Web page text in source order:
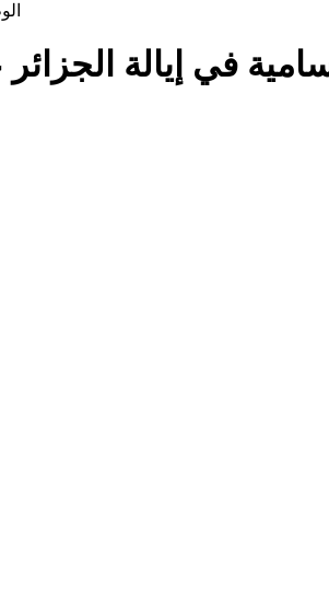
في إيالة الجزائر